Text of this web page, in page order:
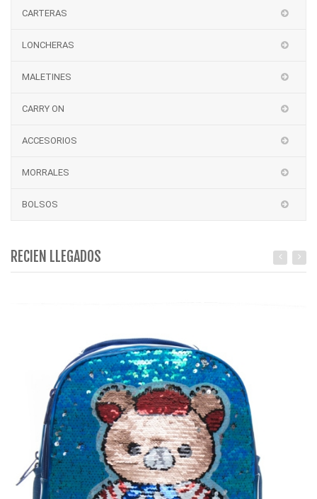
CARTERAS
LONCHERAS
MALETINES
CARRY ON
ACCESORIOS
MORRALES
BOLSOS
RECIEN LLEGADOS